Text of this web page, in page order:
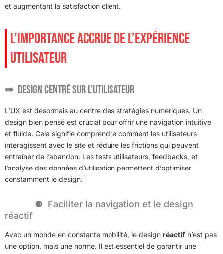
et augmentant la satisfaction client.
L’IMPORTANCE ACCRUE DE L’EXPÉRIENCE
UTILISATEUR
Design centré sur l’utilisateur
L’UX est désormais au centre des stratégies numériques. Un
design bien pensé est crucial pour offrir une navigation intuitive
et fluide. Cela signifie comprendre comment les utilisateurs
interagissent avec le site et réduire les frictions qui peuvent
entraîner de l’abandon. Les tests utilisateurs, feedbacks, et
l’analyse des données d’utilisation permettent d’optimiser
constamment le design.
Faciliter la navigation et le design
réactif
Avec un monde en constante mobilité, le design réactif n’est pas
une option, mais une norme. Il est essentiel de garantir une